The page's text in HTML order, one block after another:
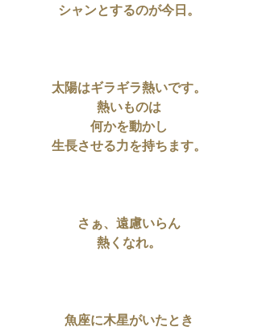
シャンとするのが今日。
太陽はギラギラ熱いです。
熱いものは
何かを動かし
生長させる力を持ちます。
さぁ、遠慮いらん
熱くなれ。
魚座に木星がいたとき